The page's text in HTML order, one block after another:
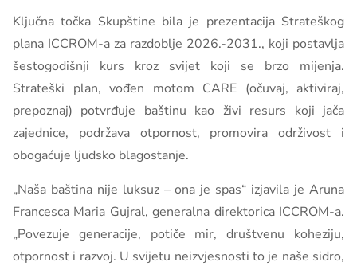
Ključna točka Skupštine bila je prezentacija Strateškog
plana ICCROM-a za razdoblje 2026.-2031., koji postavlja
šestogodišnji kurs kroz svijet koji se brzo mijenja.
Strateški plan, vođen motom CARE (očuvaj, aktiviraj,
prepoznaj) potvrđuje baštinu kao živi resurs koji jača
zajednice, podržava otpornost, promovira održivost i
obogaćuje ljudsko blagostanje.
„Naša baština nije luksuz – ona je spas“ izjavila je Aruna
Francesca Maria Gujral, generalna direktorica ICCROM-a.
„Povezuje generacije, potiče mir, društvenu koheziju,
otpornost i razvoj. U svijetu neizvjesnosti to je naše sidro,